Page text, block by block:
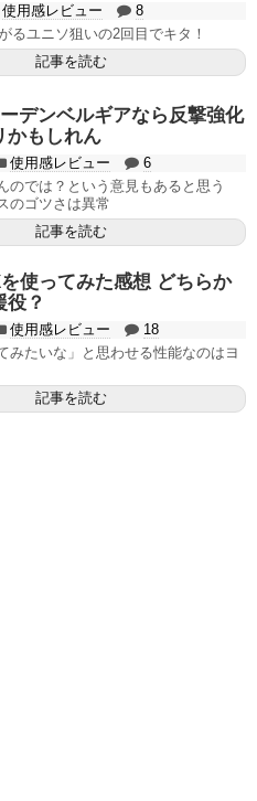
使用感レビュー
8
るユニソ狙いの2回目でキタ！
記事を読む
デンベルギアなら反撃強化
かもしれん
使用感レビュー
6
のでは？という意見もあると思う
のゴツさは異常
記事を読む
使ってみた感想 どちらか
役？
使用感レビュー
18
みたいな」と思わせる性能なのはヨ
記事を読む